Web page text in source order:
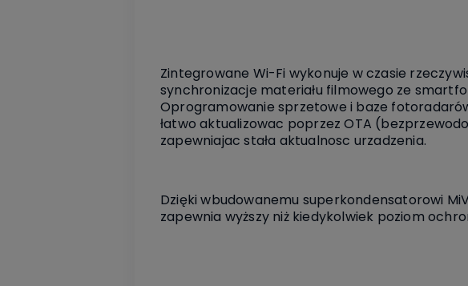
Zintegrowane Wi-Fi wykonuje w czasie
synchronizacje materiału filmowego ze
Oprogramowanie sprzetowe i baze
łatwo aktualizowac poprzez OTA
zapewniajac stała aktualnosc urzadzenia.
Dzięki wbudowanemu superkondensatorowi
zapewnia wyższy niż kiedykolwiek poziom